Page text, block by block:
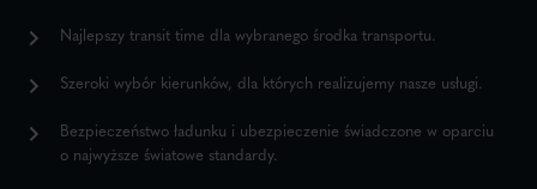
Najlepszy transit time dla wybranego środka transportu.
Szeroki wybór kierunków, dla których realizujemy nasze usługi.
Bezpieczeństwo ładunku i ubezpieczenie świadczone w oparciu
o najwyższe światowe standardy.